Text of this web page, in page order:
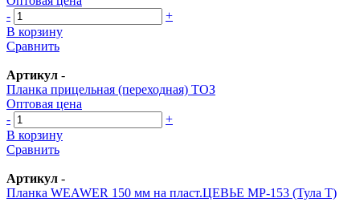
-
+
В корзину
Сравнить
Артикул -
Планка прицельная (переходная) ТОЗ
Оптовая цена
-
+
В корзину
Сравнить
Артикул -
Планка WEAWER 150 мм на пласт.ЦЕВЬЕ МР-153 (Тула Т)